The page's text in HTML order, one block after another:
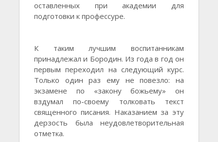
оставленных при академии для
подготовки к профессуре.
К таким лучшим воспитанникам
принадлежал и Бородин. Из года в год он
первым переходил на следующий курс.
Только один раз ему не повезло: на
экзамене по «закону божьему» он
вздумал по-своему толковать текст
священного писания. Наказанием за эту
дерзость была неудовлетворительная
отметка.